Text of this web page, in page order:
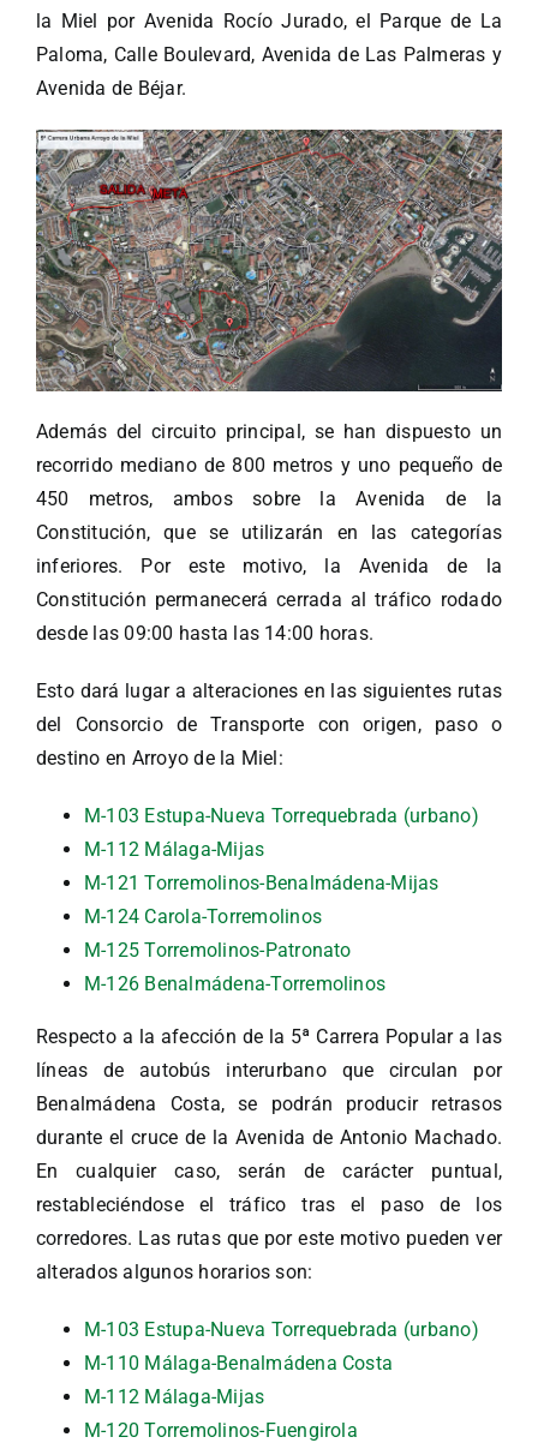
la Miel por Avenida Rocío Jurado, el Parque de La
Paloma, Calle Boulevard, Avenida de Las Palmeras y
Avenida de Béjar.
Además del circuito principal, se han dispuesto un
recorrido mediano de 800 metros y uno pequeño de
450 metros, ambos sobre la Avenida de la
Constitución, que se utilizarán en las categorías
inferiores. Por este motivo, la Avenida de la
Constitución permanecerá cerrada al tráfico rodado
desde las 09:00 hasta las 14:00 horas.
Esto dará lugar a alteraciones en las siguientes rutas
del Consorcio de Transporte con origen, paso o
destino en Arroyo de la Miel:
M-103 Estupa-Nueva Torrequebrada (urbano)
M-112 Málaga-Mijas
M-121 Torremolinos-Benalmádena-Mijas
M-124 Carola-Torremolinos
M-125 Torremolinos-Patronato
M-126 Benalmádena-Torremolinos
Respecto a la afección de la 5ª Carrera Popular a las
líneas de autobús interurbano que circulan por
Benalmádena Costa, se podrán producir retrasos
durante el cruce de la Avenida de Antonio Machado.
En cualquier caso, serán de carácter puntual,
restableciéndose el tráfico tras el paso de los
corredores. Las rutas que por este motivo pueden ver
alterados algunos horarios son:
M-103 Estupa-Nueva Torrequebrada (urbano)
M-110 Málaga-Benalmádena Costa
M-112 Málaga-Mijas
M-120 Torremolinos-Fuengirola